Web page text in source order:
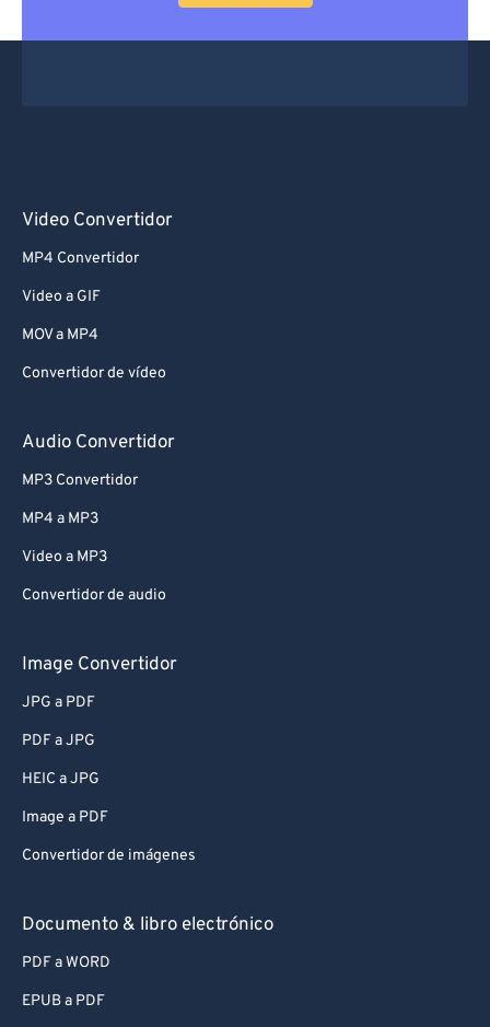
Video Convertidor
MP4 Convertidor
Video a GIF
MOV a MP4
Convertidor de vídeo
Audio Convertidor
MP3 Convertidor
MP4 a MP3
Video a MP3
Convertidor de audio
Image Convertidor
JPG a PDF
PDF a JPG
HEIC a JPG
Image a PDF
Convertidor de imágenes
Documento & libro electrónico
PDF a WORD
EPUB a PDF